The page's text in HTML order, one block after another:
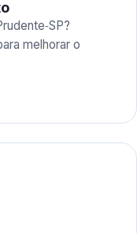
melhorar o